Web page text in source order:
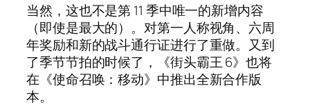
当然，这也不是第 11 季中唯一的新增内容
（即使是最大的）。对第一人称视角、六周
年奖励和新的战斗通行证进行了重做。又到
了季节节拍的时候了，《街头霸王 6》也将
在《使命召唤：移动》中推出全新合作版
本。